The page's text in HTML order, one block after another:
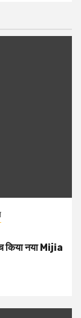
किया नया Mijia